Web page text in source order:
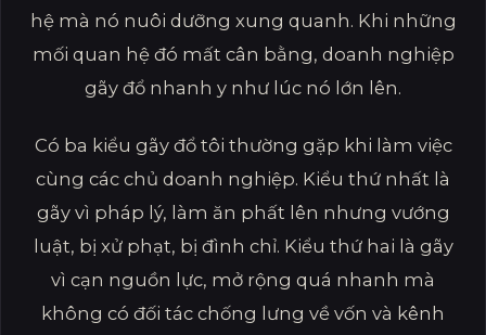
hệ mà nó nuôi dưỡng xung quanh. Khi những
mối quan hệ đó mất cân bằng, doanh nghiệp
gãy đổ nhanh y như lúc nó lớn lên.
Có ba kiểu gãy đổ tôi thường gặp khi làm việc
cùng các chủ doanh nghiệp. Kiểu thứ nhất là
gãy vì pháp lý, làm ăn phất lên nhưng vướng
luật, bị xử phạt, bị đình chỉ. Kiểu thứ hai là gãy
vì cạn nguồn lực, mở rộng quá nhanh mà
không có đối tác chống lưng về vốn và kênh